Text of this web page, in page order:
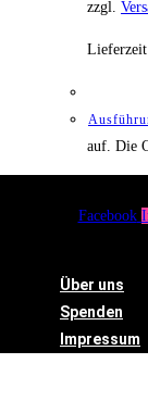
zzgl.
auf. Die
Facebook
Über uns
Spenden
Impressum